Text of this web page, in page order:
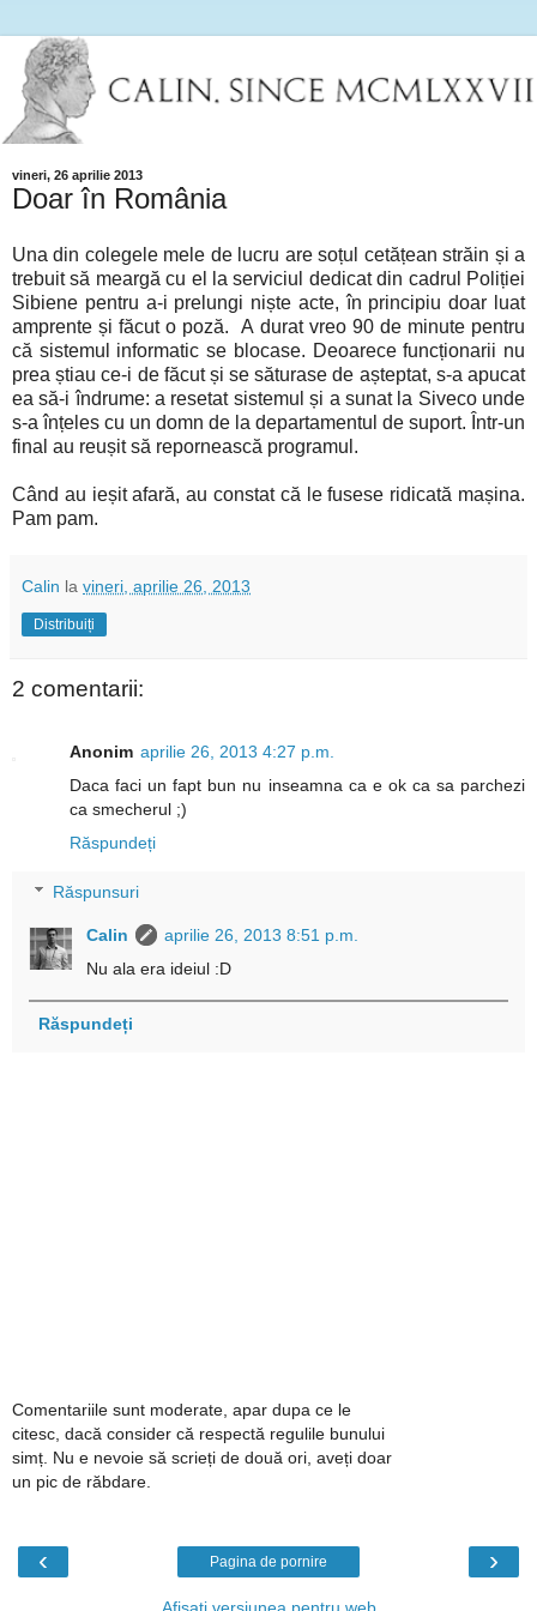
vineri, 26 aprilie 2013
Doar în România
Una din colegele mele de lucru are soțul cetățean străin și a
trebuit să meargă cu el la serviciul dedicat din cadrul Poliției
Sibiene pentru a-i prelungi niște acte, în principiu doar luat
amprente și făcut o poză. A durat vreo 90 de minute pentru
că sistemul informatic se blocase. Deoarece funcționarii nu
prea știau ce-i de făcut și se săturase de așteptat, s-a apucat
ea să-i îndrume: a resetat sistemul și a sunat la Siveco unde
s-a înțeles cu un domn de la departamentul de suport. Într-un
final au reușit să repornească programul.
Când au ieșit afară, au constat că le fusese ridicată mașina.
Pam pam.
Calin la vineri, aprilie 26, 2013
Distribuiți
2 comentarii:
Anonim aprilie 26, 2013 4:27 p.m.
Daca faci un fapt bun nu inseamna ca e ok ca sa parchezi
ca smecherul ;)
Răspundeți
Răspunsuri
Calin
aprilie 26, 2013 8:51 p.m.
Nu ala era ideiul :D
Răspundeți
Comentariile sunt moderate, apar dupa ce le
citesc, dacă consider că respectă regulile bunului
simț. Nu e nevoie să scrieți de două ori, aveți doar
un pic de răbdare.
‹ ›
Pagina de pornire